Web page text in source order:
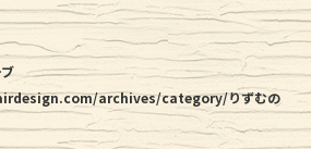
archives/category/りずむの